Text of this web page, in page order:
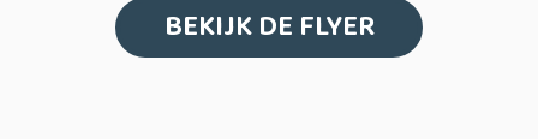
BEKIJK DE FLYER